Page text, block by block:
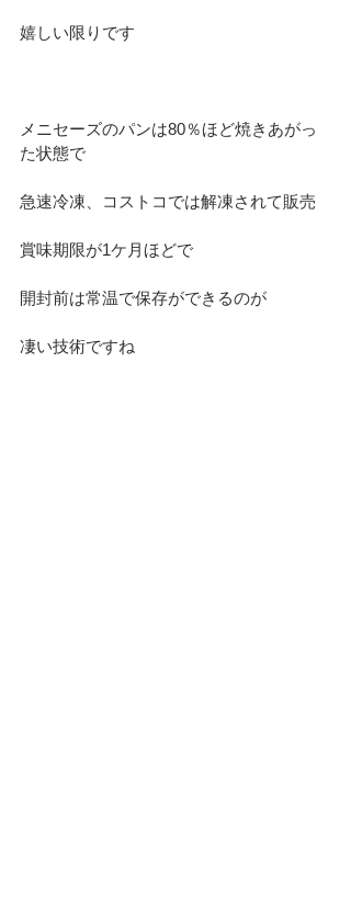
嬉しい限りです
メニセーズのパンは80％ほど焼きあがっ
た状態で
急速冷凍、コストコでは解凍されて販売
賞味期限が1ケ月ほどで
開封前は常温で保存ができるのが
凄い技術ですね